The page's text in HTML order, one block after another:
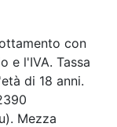
con
e l'IVA. Tassa
di 18 anni.
Mezza